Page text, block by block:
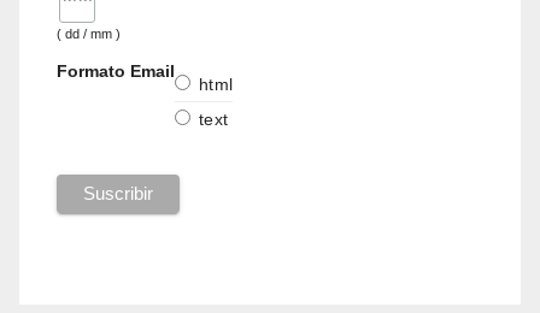
( dd / mm )
Formato Email
html
text